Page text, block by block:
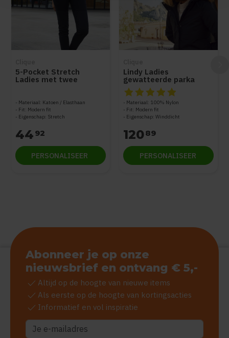
5-Pocket Stretch
Ladies met twee
Materiaal: Katoen / Elasthaan
Fit: Modern fit
Eigenschap: Stretch
44 92
PERSONALISEER
Lindy Ladies
gewatteerde parka
De beoordeling van dit
Materiaal: 100% Nylon
Fit: Modern fit
Eigenschap: Winddicht
12089
PERSONALISEER
Abonneer je op onze
nieuwsbrief en ontvang € 5,-
check Altijd op de hoogte van nieuwe items
check Als eerste op de hoogte van kortingsacties
check Informatief en vol inspiratie